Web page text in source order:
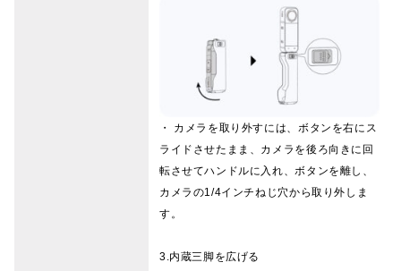
・ カメラを取り外すには、ボタンを右にス
ライドさせたまま、カメラを後ろ向きに回
転させてハンドルに入れ、ボタンを離し、
カメラの1/4インチねじ穴から取り外しま
す。
3.内蔵三脚を広げる